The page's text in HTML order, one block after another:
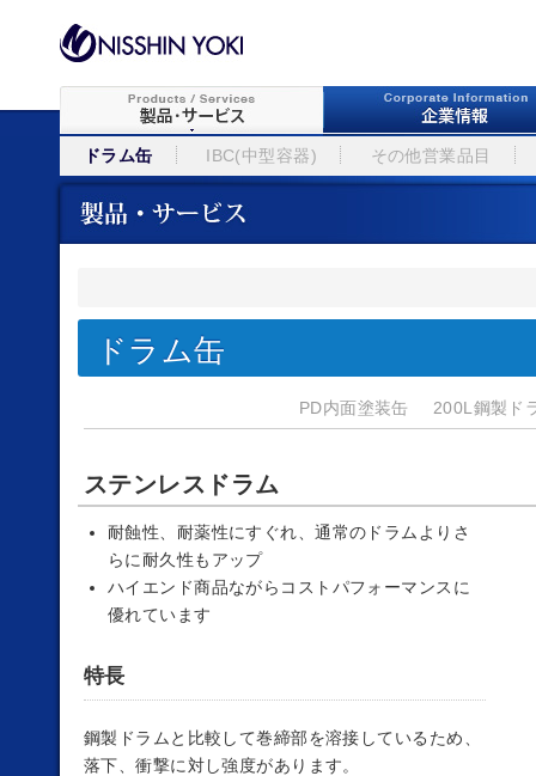
ドラム缶 IBC(中型容器) その他営業品目
ドラム缶
PD内面塗装缶 200L鋼製ド
ステンレスドラム
耐蝕性、耐薬性にすぐれ、通常のドラムよりさ
らに耐久性もアップ
ハイエンド商品ながらコストパフォーマンスに
優れています
特長
鋼製ドラムと比較して巻締部を溶接しているため、
落下、衝撃に対し強度があります。